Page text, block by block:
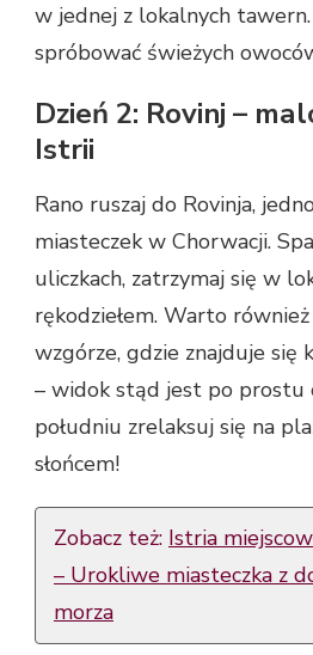
w jednej z lokalnych
spróbować świeżych
Dzień 2: Rovinj –
Istrii
Rano ruszaj do Rovinja,
miasteczek w Chorwacji.
uliczkach, zatrzymaj się w
rękodziełem. Warto
wzgórze, gdzie znajduje się
– widok stąd jest po prostu
południu zrelaksuj się na
słońcem!
Zobacz też: Istria
– Urokliwe miasteczka z
morza